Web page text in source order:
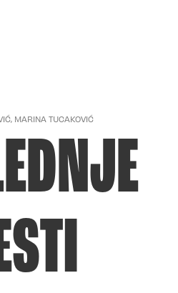
, MARINA TUCAKOVIĆ